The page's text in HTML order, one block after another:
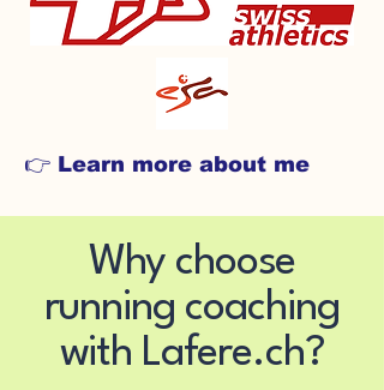
👉 Learn more about me
Why choose
running coaching
with Lafere.ch?